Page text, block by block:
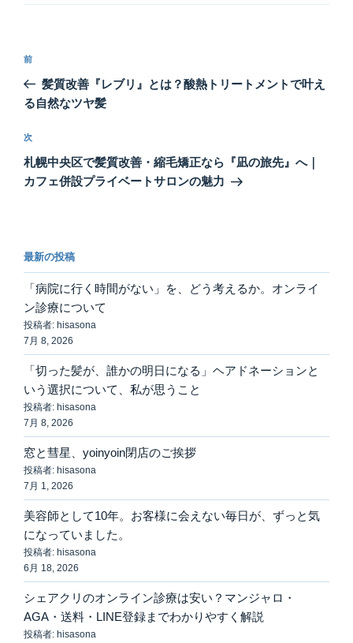
ー
投
ナ
ゲ
ー
シ
前
の
投
前
髪質改善『レブリ』とは？酸熱トリートメントで叶え
る自然なツヤ髪
次
の
投
次
札幌中央区で髪質改善・縮毛矯正なら『凪の旅先』へ｜
カフェ併設プライベートサロンの魅力
最新の投稿
「病院に行く時間がない」を、どう考えるか。オンライ
ン診療について
投稿者: hisasona
7月 8, 2026
「切った髪が、誰かの明日になる」ヘアドネーションと
いう選択について、私が思うこと
投稿者: hisasona
7月 8, 2026
窓と彗星、yoinyoin閉店のご挨拶
投稿者: hisasona
7月 1, 2026
美容師として10年。お客様に会えない毎日が、ずっと気
になっていました。
投稿者: hisasona
6月 18, 2026
シェアクリのオンライン診療は安い？マンジャロ・
AGA・送料・LINE登録までわかりやすく解説
投稿者: hisasona